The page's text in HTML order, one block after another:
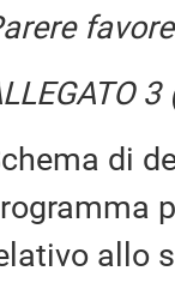
di
allo